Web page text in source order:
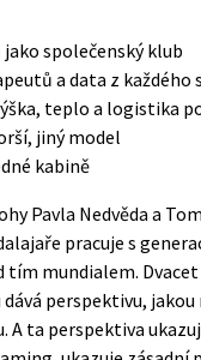
společenský klub
a data z každého
teplo a logistika
jiný model
kabině
Pavla Nedvěda a
pracuje s
tím mundialem.
perspektivu,
A ta perspektiva